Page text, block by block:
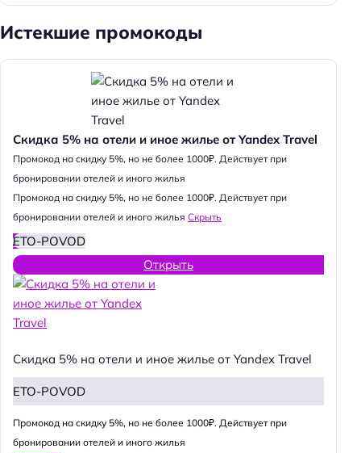
Истекшие промокоды
Скидка 5% на отели и иное жилье от Yandex Travel
Промокод на скидку 5%, но не более 1000₽. Действует при
бронировании отелей и иного жилья
Промокод на скидку 5%, но не более 1000₽. Действует при
бронировании отелей и иного жилья Скрыть
ETO-POVOD
Открыть
Скидка 5% на отели и иное жилье от Yandex Travel
ETO-POVOD
Промокод на скидку 5%, но не более 1000₽. Действует при
бронировании отелей и иного жилья